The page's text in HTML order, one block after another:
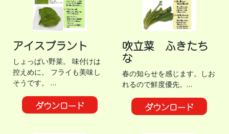
アイスプラント
しょっぱい野菜。 味付けは
控えめに。 フライも美味し
そうです。 …
ダウンロード
吹立菜 ふきたち
な
春の知らせを感じます。しお
れるので鮮度優先。…
ダウンロード